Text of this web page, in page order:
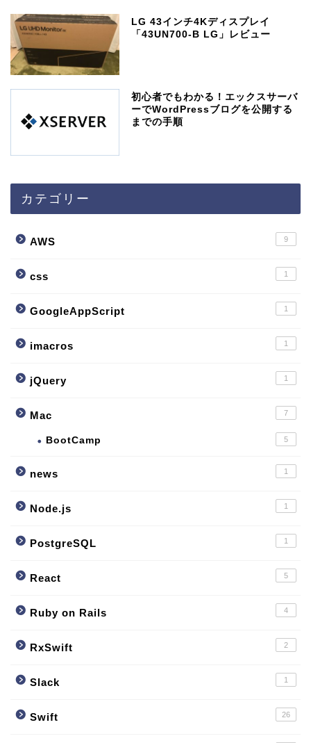
LG 43インチ4Kディスプレイ
「43UN700-B LG」レビュー
初心者でもわかる！エックスサーバ
ーでWordPressブログを公開する
までの手順
カテゴリー
AWS 9
css 1
GoogleAppScript 1
imacros 1
jQuery 1
Mac 7
BootCamp 5
news 1
Node.js 1
PostgreSQL 1
React 5
Ruby on Rails 4
RxSwift 2
Slack 1
Swift 26